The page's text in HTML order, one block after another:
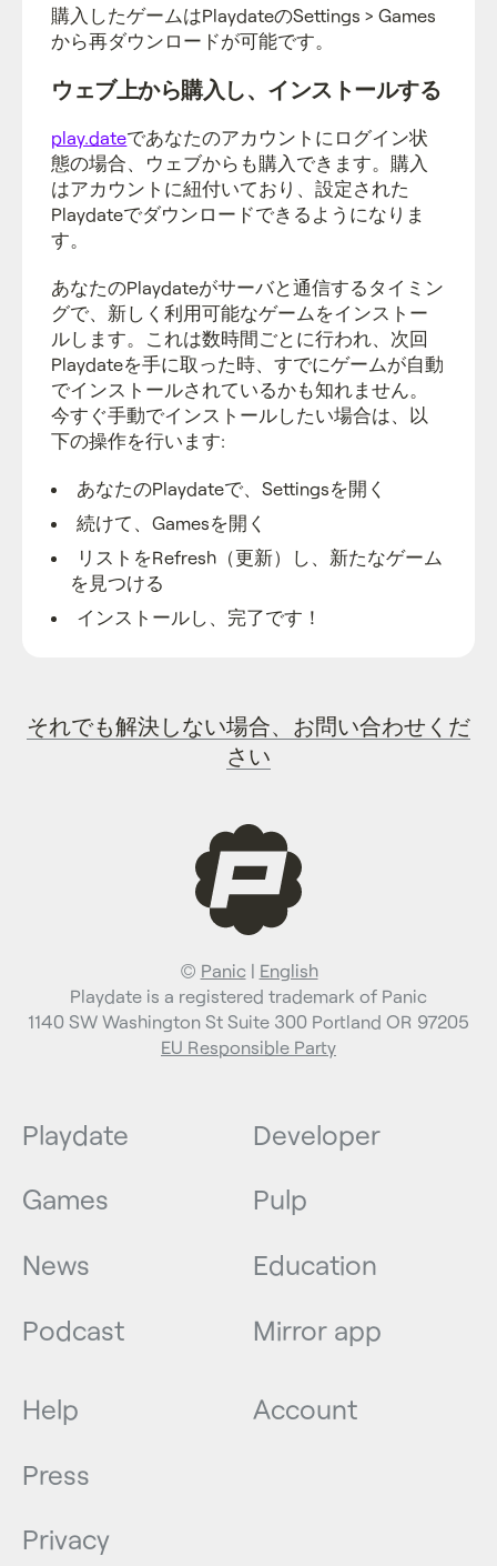
購入したゲームはPlaydateのSettings > Games
から再ダウンロードが可能です。
ウェブ上から購入し、インストールする
play.dateであなたのアカウントにログイン状
態の場合、ウェブからも購入できます。購入
はアカウントに紐付いており、設定された
Playdateでダウンロードできるようになりま
す。
あなたのPlaydateがサーバと通信するタイミン
グで、新しく利用可能なゲームをインストー
ルします。これは数時間ごとに行われ、次回
Playdateを手に取った時、すでにゲームが自動
でインストールされているかも知れません。
今すぐ手動でインストールしたい場合は、以
下の操作を行います:
あなたのPlaydateで、Settingsを開く
続けて、Gamesを開く
リストをRefresh（更新）し、新たなゲーム
を見つける
インストールし、完了です！
それでも解決しない場合、お問い合わせくだ
さい
© Panic| English
Playdate is a registered trademark of Panic
1140 SW Washington St Suite 300 Portland OR 97205
EU Responsible Party
Playdate
Games
News
Podcast
Developer
Pulp
Education
Mirror app
Help
Press
Privacy
Account